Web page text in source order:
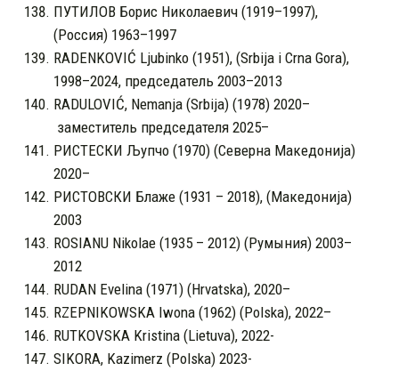
ПУТИЛОВ Борис Николаевич (1919–1997),
(Россия) 1963–1997
RADENKOVIĆ Ljubinko (1951), (Srbija i Crna Gora),
1998–2024, председатель 2003–2013
RADULOVIĆ, Nemanja (Srbija) (1978) 2020–
заместитель председателя 2025–
РИСТЕСКИ Љупчо (1970) (Северна Македонија)
2020–
РИСТОВСКИ Блаже (1931 – 2018), (Македонија)
2003
ROSIANU Nikolae (1935 – 2012) (Румыния) 2003–
2012
RUDAN Evelina (1971) (Hrvatska), 2020–
RZEPNIKOWSKA Iwona (1962) (Polska), 2022–
RUTKOVSKA Kristina (Lietuva), 2022-
SIKORA, Kazimerz (Polska) 2023-